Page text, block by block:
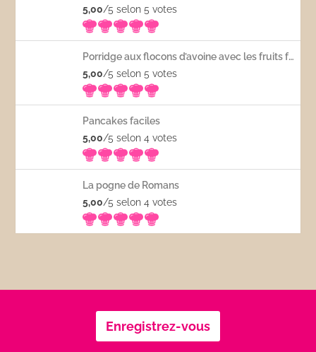
5,00/5 selon 5votes
Porridge aux flocons d’avoine avec les fruits frais
5,00/5 selon 5votes
Pancakes faciles
5,00/5 selon 4votes
La pogne de Romans
5,00/5 selon 4votes
Enregistrez-vous